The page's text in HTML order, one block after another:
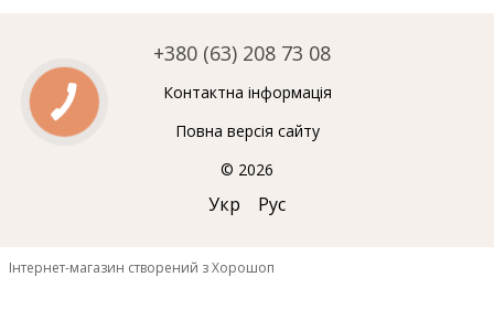
+380 (63) 208 73 08
Контактна інформація
Повна версія сайту
© 2026
Укр Рус
Інтернет-магазин створений з Хорошоп